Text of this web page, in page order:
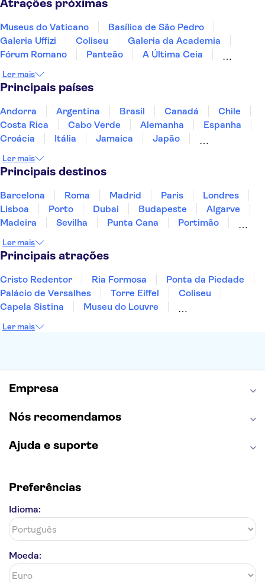
Atrações próximas
Museus do Vaticano
Basílica de São Pedro
Galeria Uffizi
Coliseu
Galeria da Academia
Fórum Romano
Panteão
A Última Ceia
Capela Sistina
Vulcão Etna
Ler mais
Principais países
Andorra Argentina Brasil Canadá
Chile
Costa Rica
Cabo Verde Alemanha
Espanha
Croácia
Itália Jamaica
Japão
Portugal
Singapura
Ler mais
Principais destinos
Barcelona Roma Madrid Paris
Londres
Lisboa
Porto Dubai Budapeste
Algarve
Madeira
Sevilha Punta Cana
Portimão
Sesimbra
Ler mais
Principais atrações
Cristo Redentor Ria Formosa
Ponta da Piedade
Palácio de Versalhes
Torre Eiffel
Coliseu
Capela Sistina
Museu do Louvre
Torre de Belém
Ler mais
Empresa
Nós recomendamos
Ajuda e suporte
Preferências
Idioma:
Moeda: